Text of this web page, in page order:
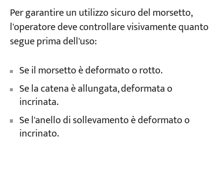
Per garantire un utilizzo sicuro del morsetto,
l'operatore deve controllare visivamente quanto
segue prima dell'uso:
Se il morsetto è deformato o rotto.
Se la catena è allungata, deformata o
incrinata.
Se l'anello di sollevamento è deformato o
incrinato.